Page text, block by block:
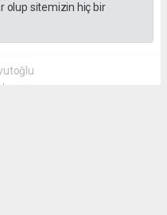
olup sitemizin hiç bir